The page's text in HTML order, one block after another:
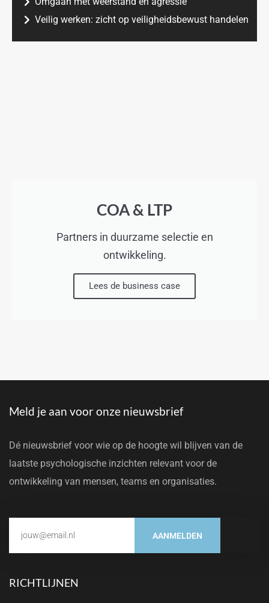
Veilig werken: zicht op veiligheidsbewust handelen
COA & LTP
Partners in duurzame selectie en
ontwikkeling.
Lees de business case
Meld je aan voor onze nieuwsbrief
Dé nieuwsbrief voor wie op de hoogte wil blijven van de
laatste psychologische inzichten relevant voor de
ontwikkeling van mensen, teams en organisaties.
AANMELDEN
RICHTLIJNEN